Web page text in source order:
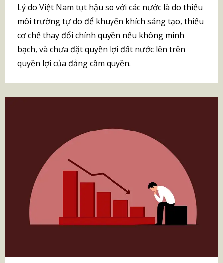
Lý do Việt Nam tụt hậu so với các nước là do thiếu
môi trường tự do để khuyến khích sáng tạo, thiếu
cơ chế thay đổi chính quyền nếu không minh
bạch, và chưa đặt quyền lợi đất nước lên trên
quyền lợi của đảng cầm quyền.